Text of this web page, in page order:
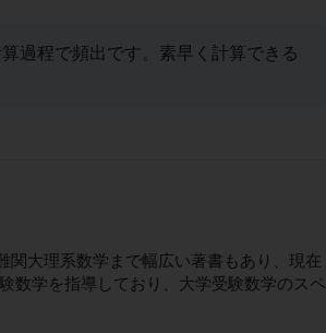
過程で頻出です。素早く計算できる
関大理系数学まで幅広い著書もあり、現在
数学を指導しており、大学受験数学のスペ